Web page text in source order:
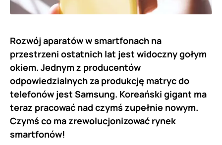
Rozwój aparatów w smartfonach na
przestrzeni ostatnich lat jest widoczny gołym
okiem. Jednym z producentów
odpowiedzialnych za produkcję matryc do
telefonów jest Samsung. Koreański gigant ma
teraz pracować nad czymś zupełnie nowym.
Czymś co ma zrewolucjonizować rynek
smartfonów!